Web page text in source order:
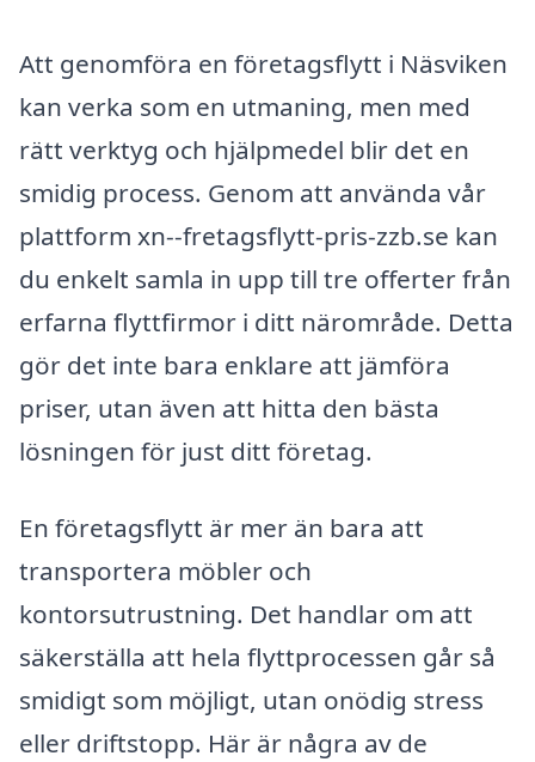
Att genomföra en företagsflytt i Näsviken
kan verka som en utmaning, men med
rätt verktyg och hjälpmedel blir det en
smidig process. Genom att använda vår
plattform xn--fretagsflytt-pris-zzb.se kan
du enkelt samla in upp till tre offerter från
erfarna flyttfirmor i ditt närområde. Detta
gör det inte bara enklare att jämföra
priser, utan även att hitta den bästa
lösningen för just ditt företag.
En företagsflytt är mer än bara att
transportera möbler och
kontorsutrustning. Det handlar om att
säkerställa att hela flyttprocessen går så
smidigt som möjligt, utan onödig stress
eller driftstopp. Här är några av de